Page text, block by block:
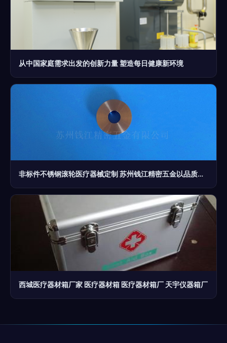
从中国家庭需求出发的创新力量 塑造每日健康新环境
非标件不锈钢滚轮医疗器械定制 苏州钱江精密五金以品质与精度护航健康产业
西城医疗器材箱厂家 医疗器材箱 医疗器材箱厂 天宇仪器箱厂